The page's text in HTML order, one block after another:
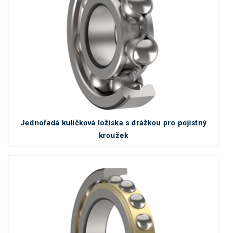
Jednořadá kuličková ložiska s drážkou pro pojistný
kroužek